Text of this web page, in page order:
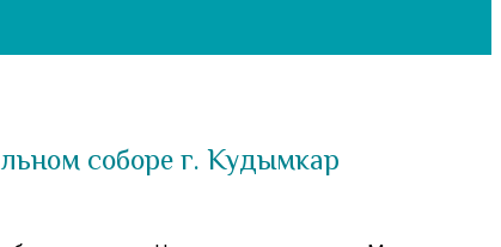
соборе г. Кудымкар